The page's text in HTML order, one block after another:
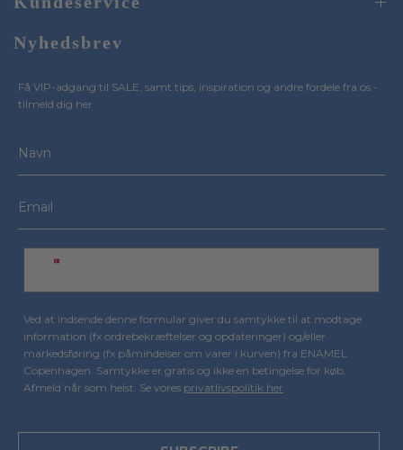
Nyhedsbrev
Få VIP-adgang til SALE, samt tips, inspiration og andre fordele fra os -
tilmeld dig her
Ved at indsende denne formular giver du samtykke til at modtage
information (fx ordrebekræftelser og opdateringer) og/eller
markedsføring (fx påmindelser om varer i kurven) fra ENAMEL
Copenhagen. Samtykke er gratis og ikke en betingelse for køb.
Afmeld når som helst. Se vores privatlivspolitik her